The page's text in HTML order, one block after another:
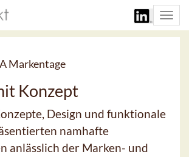
Markentage
Konzept
Design und funktionale
namhafte
anlässlich der Marken- und